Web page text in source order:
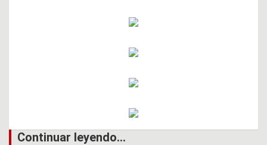
Continuar leyendo...